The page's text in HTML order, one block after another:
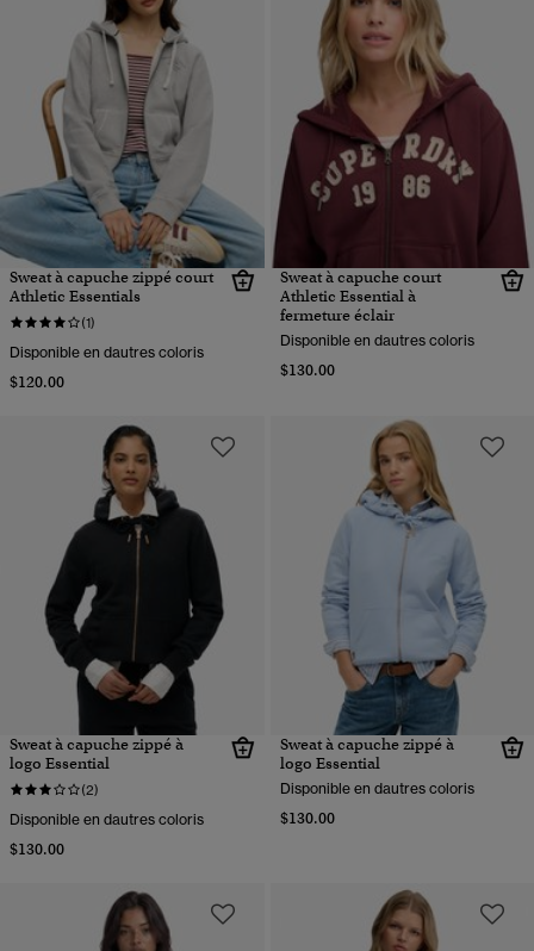
Sweat à capuche zippé court
Athletic Essentials
(1)
Disponible en dautres coloris
$120.00
Sweat à capuche court
Athletic Essential à
fermeture éclair
Disponible en dautres coloris
$130.00
Sweat à capuche zippé à
logo Essential
(2)
Disponible en dautres coloris
$130.00
Sweat à capuche zippé à
logo Essential
Disponible en dautres coloris
$130.00